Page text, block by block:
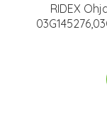
RIDEX